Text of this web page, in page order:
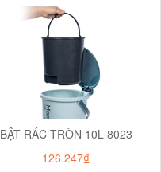
BẬT RÁC TRÒN 10L 8023
126.247₫